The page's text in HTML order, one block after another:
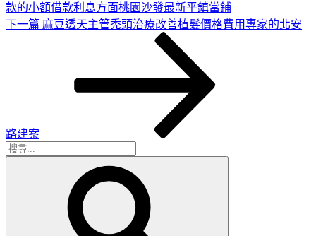
款的小額借款利息方面桃園沙發最新平鎮當鋪
下
下一篇 麻豆透天主管禿頭治療改善植髮價格費用專家的北安
路建案
搜